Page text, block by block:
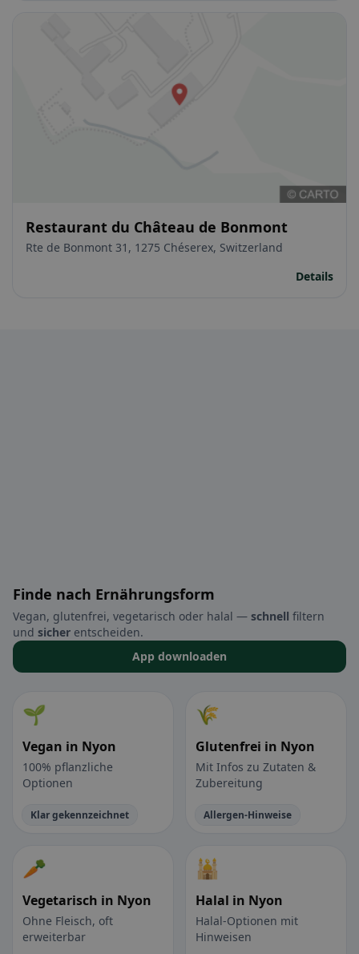
Restaurant du Château de Bonmont
Rte de Bonmont 31, 1275 Chéserex, Switzerland
Details
Finde nach Ernährungsform
Vegan, glutenfrei, vegetarisch oder halal — schnell filtern
und sicher entscheiden.
App downloaden
🌱
Vegan in Nyon
100% pflanzliche
Optionen
Klar gekennzeichnet
🌾
Glutenfrei in Nyon
Mit Infos zu Zutaten &
Zubereitung
Allergen-Hinweise
🥕
Vegetarisch in Nyon
Ohne Fleisch, oft
erweiterbar
🕌
Halal in Nyon
Halal-Optionen mit
Hinweisen